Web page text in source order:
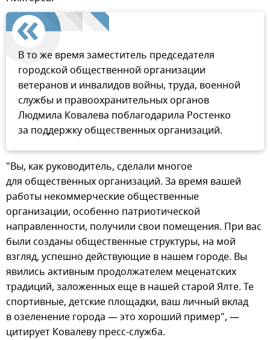
В то же время заместитель председателя
городской общественной организации
ветеранов и инвалидов войны, труда, военной
службы и правоохранительных органов
Людмила Ковалева поблагодарила Ростенко
за поддержку общественных организаций.
"Вы, как руководитель, сделали многое
для общественных организаций. За время вашей
работы некоммерческие общественные
организации, особенно патриотической
направленности, получили свои помещения. При вас
были созданы общественные структуры, на мой
взгляд, успешно действующие в нашем городе. Вы
явились активным продолжателем меценатских
традиций, заложенных еще в нашей старой Ялте. Те
спортивные, детские площадки, ваш личный вклад
в озеленение города — это хороший пример", —
цитирует Ковалеву пресс-служба.